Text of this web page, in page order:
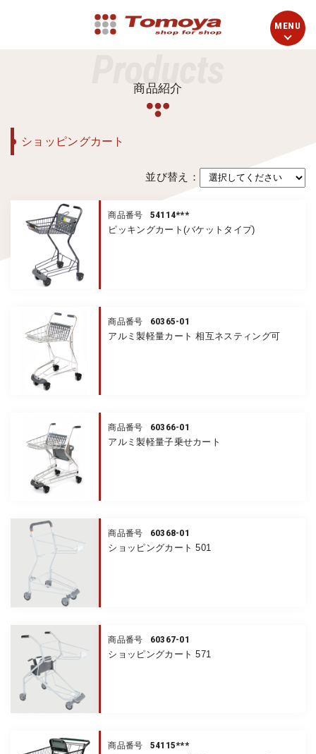
Products
商品紹介
ショッピングカート
並び替え：
商品番号 54114***
ピッキングカート(バケットタイプ)
商品番号 60365-01
アルミ製軽量カート 相互ネスティング可
商品番号 60366-01
アルミ製軽量子乗せカート
商品番号 60368-01
ショッピングカート 501
商品番号 60367-01
ショッピングカート 571
商品番号 54115***